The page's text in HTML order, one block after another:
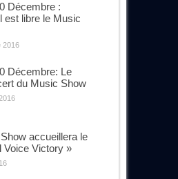
Décembre :
est libre le Music
2016
Décembre: Le
du Music Show
accueillera le
Voice Victory »